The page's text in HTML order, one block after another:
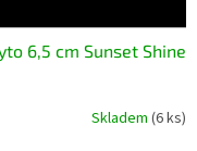
6,5 cm Sunset Shine
Skladem (6 ks)